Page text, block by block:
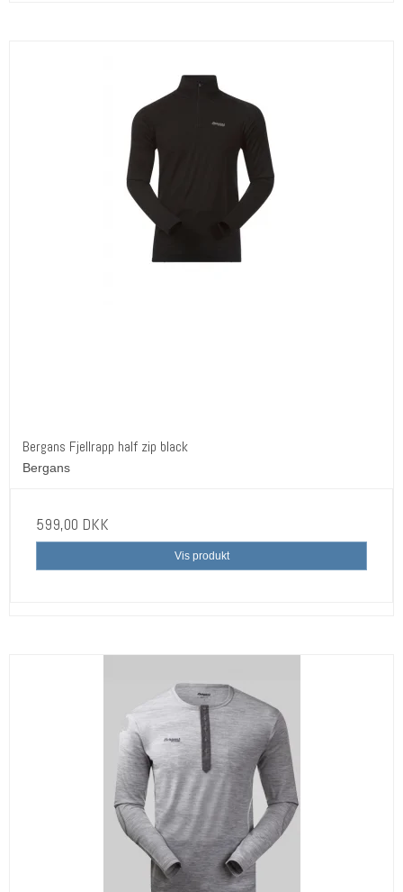
Bergans Fjellrapp half zip black
Bergans
599,00 DKK
Vis produkt